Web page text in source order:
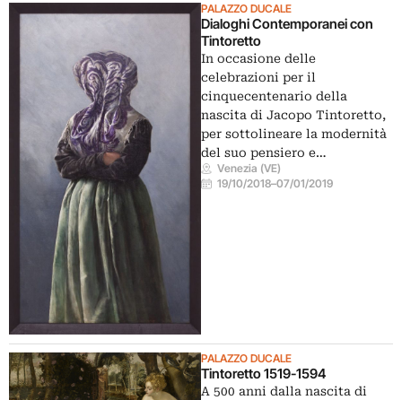
PALAZZO DUCALE
Dialoghi Contemporanei con
Tintoretto
In occasione delle
celebrazioni per il
cinquecentenario della
nascita di Jacopo Tintoretto,
per sottolineare la modernità
del suo pensiero e…
Venezia (VE)
19/10/2018–07/01/2019
PALAZZO DUCALE
Tintoretto 1519-1594
A 500 anni dalla nascita di